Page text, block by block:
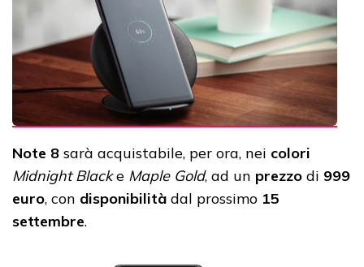
Note 8 sarà acquistabile, per ora, nei colori
Midnight Blacke Maple Gold, ad un prezzo di 999
euro, con disponibilità dal prossimo 15
settembre.